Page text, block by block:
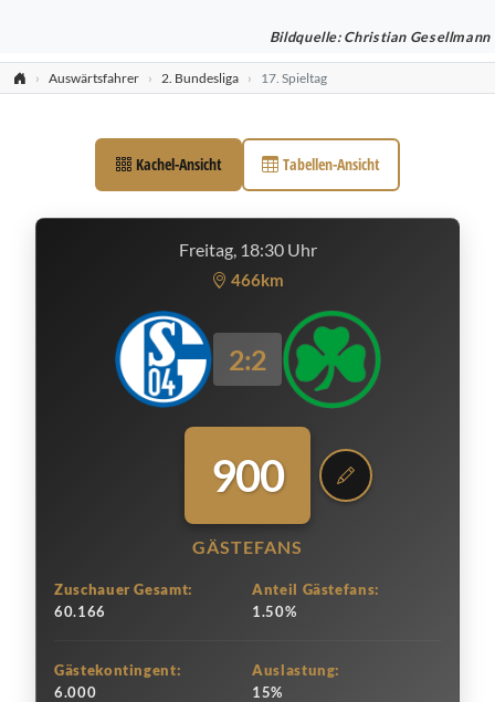
Bildquelle: Christian Gesellmann
Auswärtsfahrer 2. Bundesliga 17. Spieltag
Kachel-Ansicht Tabellen-Ansicht
Freitag, 18:30 Uhr
466km
2:2
900
GÄSTEFANS
Zuschauer Gesamt:
60.166
Anteil Gästefans:
1.50%
Gästekontingent:
6.000
Auslastung:
15%